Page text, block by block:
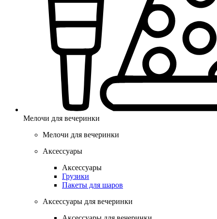
Мелочи для вечеринки
Мелочи для вечеринки
Аксессуары
Аксессуары
Грузики
Пакеты для шаров
Аксессуары для вечеринки